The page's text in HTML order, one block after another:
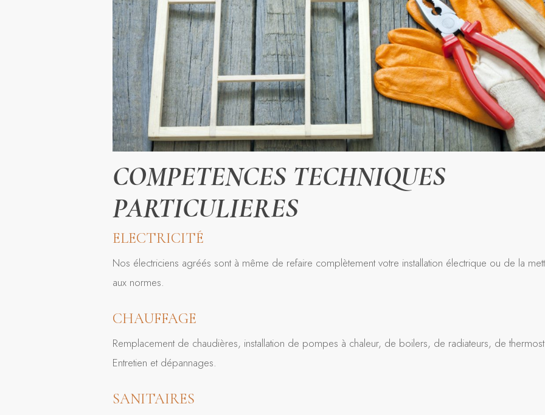
COMPETENCES TECHNIQUES
PARTICULIERES
ELECTRICITÉ
Nos électriciens agréés sont à même de refaire complètement votre installation électrique ou de la
aux normes.
CHAUFFAGE
Remplacement de chaudières, installation de pompes à chaleur, de boilers, de radiateurs, de
Entretien et dépannages.
SANITAIRES